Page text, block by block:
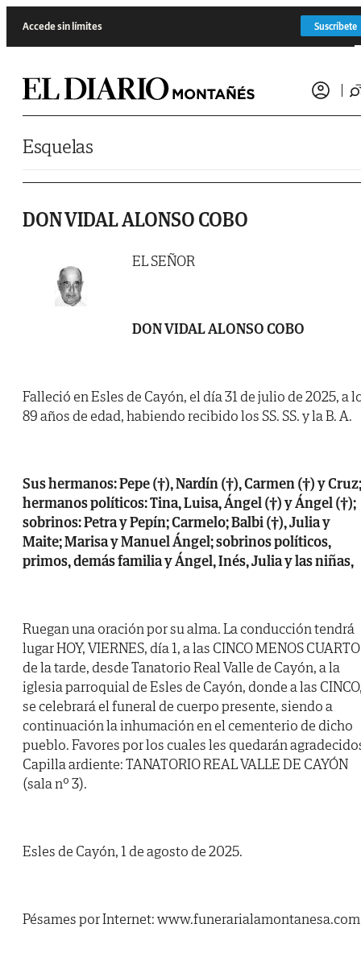
Accede sin límites Suscríbete
Esquelas
DON VIDAL ALONSO COBO
EL SEÑOR
DON VIDAL ALONSO COBO
Falleció en Esles de Cayón, el día 31 de julio de 2025, a
89 años de edad, habiendo recibido los SS. SS. y la B. A.
Sus hermanos: Pepe (†), Nardín (†), Carmen (†) y Cruz;
hermanos políticos: Tina, Luisa, Ángel (†) y Ángel (†);
sobrinos: Petra y Pepín; Carmelo; Balbi (†), Julia y
Maite; Marisa y Manuel Ángel; sobrinos políticos,
primos, demás familia y Ángel, Inés, Julia y las niñas,
Ruegan una oración por su alma. La conducción tendrá
lugar HOY, VIERNES, día 1, a las CINCO MENOS CUARTO
de la tarde, desde Tanatorio Real Valle de Cayón, a la
iglesia parroquial de Esles de Cayón, donde a las
se celebrará el funeral de cuerpo presente, siendo a
continuación la inhumación en el cementerio de dicho
pueblo. Favores por los cuales les quedarán
Capilla ardiente: TANATORIO REAL VALLE DE CAYÓN
(sala nº 3).
Esles de Cayón, 1 de agosto de 2025.
Pésames por Internet: www.funerarialamontanesa.com